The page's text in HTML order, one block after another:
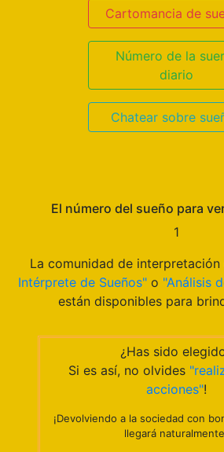
Cartomancia de
Número de la
diario
Chatear sobre
El número del sueño para
1
La comunidad de interpretación
Intérprete de Sueños" o "Análisis
están disponibles para
¿Has sido
Si es así, no olvides
acciones"!
¡Devolviendo a la sociedad con
llegará